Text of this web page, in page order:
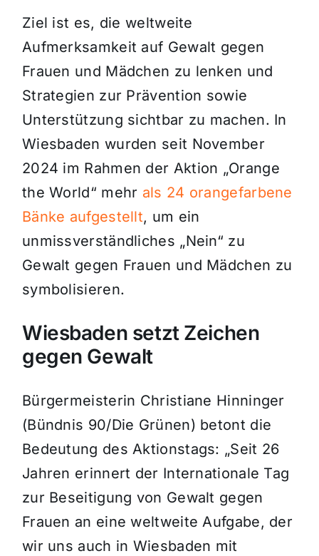
Ziel ist es, die weltweite
Aufmerksamkeit auf Gewalt gegen
Frauen und Mädchen zu lenken und
Strategien zur Prävention sowie
Unterstützung sichtbar zu machen. In
Wiesbaden wurden seit November
2024 im Rahmen der Aktion „Orange
the World“ mehr als 24 orangefarbene
Bänke aufgestellt, um ein
unmissverständliches „Nein“ zu
Gewalt gegen Frauen und Mädchen zu
symbolisieren.
Wiesbaden setzt Zeichen
gegen Gewalt
Bürgermeisterin Christiane Hinninger
(Bündnis 90/Die Grünen) betont die
Bedeutung des Aktionstags: „Seit 26
Jahren erinnert der Internationale Tag
zur Beseitigung von Gewalt gegen
Frauen an eine weltweite Aufgabe, der
wir uns auch in Wiesbaden mit